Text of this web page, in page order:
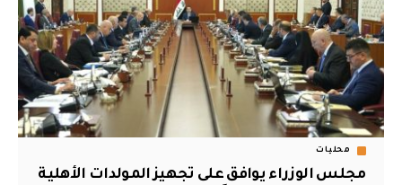
محليات
مجلس الوزراء يوافق على تجهيز المولدات الأهلية